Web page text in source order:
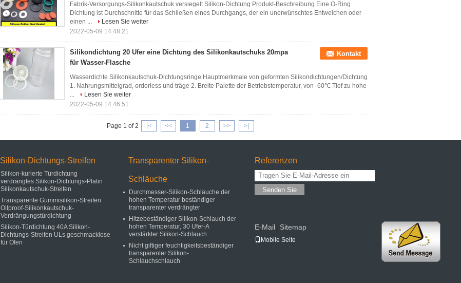
Fabrik-Versorgungs-Silikonkautschuk versiegelt Silikon-Dichtung Produkt-Beschreibung Eine O-Ring
Dichtung ist Durchschnitte für das Schließen eines Durchgangs, der ein unerwünschtes Entweichen oder
einen ...
Lesen Sie weiter
2022-05-09 14:48:21
Silikondichtung 20 Ufer eine Dichtung des Silikonkautschuks 20mpa
für Wasser-Flasche
Kontakt
Wasserdichte Silikonkautschuk-Dichtungsringe Hauptmerkmale von geformten Silikondichtungen/Dichtung
1. Nahrungsmittelgrad, ordorless und träge 2. Breite Palette der Betriebstemperatur, von -60℃ Tief zu hohe
...
Lesen Sie weiter
2022-05-09 14:46:51
Page 1 of 2 |< << 1 2 >> >|
Silikon-Dichtungs-Streifen
Silikon-kurierte Türdichtung
verdrängtes Silikon-Dichtungs-Platin
Silikonkautschuk-Streifen
Transparente Gummisilikon-Streifen
Oilproof-Silikonkautschuk-
Verdrängungstürdichtung
Silikon-Türdichtung 40A Silikon-
Dichtungs-Streifen ULs geschmacklose
für Ofen
Transparenter Silikon-
Schläuche
Durchmesser-Silikon-Schläuche der
hohen Temperatur beständiger
transparenter verdrängter
Hitzebeständiger Silikon-Schlauch der
hohen Temperatur, 30 Ufer-A
verstärkter Silikon-Schlauch
Nicht giftiger feuchtigkeitsbeständiger
transparenter Silikon-
Schlauchschlauch
Referenzen
Senden Sie
E-Mail Sitemap
Mobile Seite